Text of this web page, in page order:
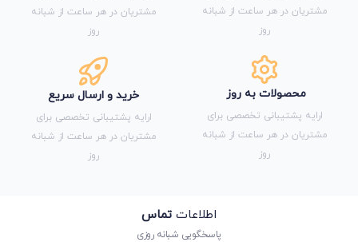
مشتریان در هر ساعت از شبانه
روز
مشتریان در هر ساعت از شبانه
روز
محصولات به روز
ارایه پشتیبانی تخصصی برای
مشتریان در هر ساعت از شبانه
روز
خرید و ارسال سریع
ارایه پشتیبانی تخصصی برای
مشتریان در هر ساعت از شبانه
روز
اطلاعات تماس
پاسخگویی شبانه روزی